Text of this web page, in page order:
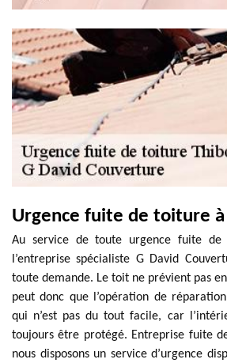
Urgence fuite de toiture
Au service de toute urgence fuite de
l’entreprise spécialiste G David
toute demande. Le toit ne prévient pas
peut donc que l’opération de
qui n’est pas du tout facile, car
toujours être protégé. Entreprise fuite
nous disposons un service d’urgence